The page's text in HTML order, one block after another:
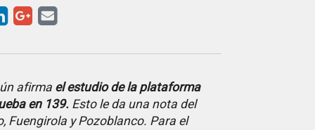
afirma el estudio de la plataforma
en 139.Esto le da una nota del
Fuengirola y Pozoblanco. Para el